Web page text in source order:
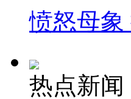
愤怒母
热点新闻